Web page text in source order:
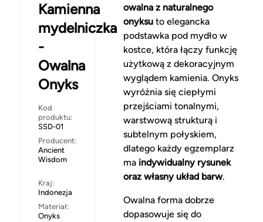
Kamienna
mydelniczka
-
Owalna
Onyks
Kod
produktu:
SSD-01
Producent:
Ancient
Wisdom
Kraj:
Indonezja
Materiał:
Onyks
owalna z naturalnego
onyksuto elegancka
podstawka pod mydło w
kostce, która łączy funkcję
użytkową z dekoracyjnym
wyglądem kamienia. Onyks
wyróżnia się ciepłymi
przejściami tonalnymi,
warstwową strukturą i
subtelnym połyskiem,
dlatego każdy egzemplarz
ma indywidualny rysunek
oraz własny układ barw.
Owalna forma dobrze
dopasowuje się do